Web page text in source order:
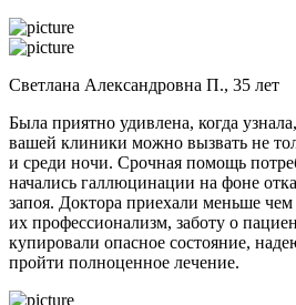
Светлана Александровна П., 35 лет
Была приятно удивлена, когда
вашей клиники можно вызвать не
и среди ночи. Срочная помощь
начались галлюцинации на фоне
запоя. Доктора приехали меньше чем
их профессионализм, заботу о
купировали опасное состояние,
пройти полноценное лечение.